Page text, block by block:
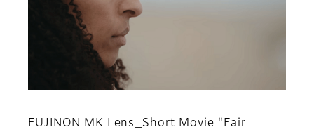
FUJINON MK Lens_Short Movie "Fair